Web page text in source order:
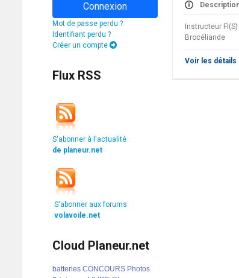
Connexion
Mot de passe perdu ?
Identifiant perdu ?
Créer un compte
Flux RSS
S'abonner à l'actualité
de planeur.net
S'abonner aux forums
volavoile.net
Cloud Planeur.net
batteries CONCOURS Photos
Instructeur
Brocéliande
Voir les détails